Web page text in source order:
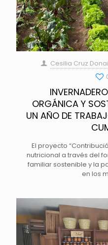
Cesilia Cruz
ORGÁNICA Y
UN AÑO DE
El proyecto
nutricional a través del
familiar sostenible y la
en los